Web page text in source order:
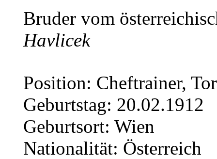
Bruder vom
Havlicek
Position: Cheftrainer,
Geburtstag: 20.02.1912
Geburtsort: Wien
Nationalität: Österreich